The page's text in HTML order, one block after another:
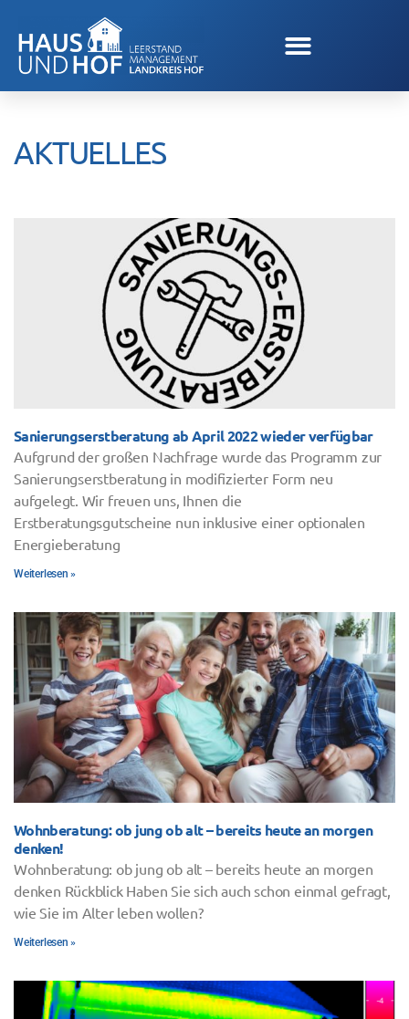
AKTUELLES
Sanierungserstberatung ab April 2022 wieder verfügbar
Aufgrund der großen Nachfrage wurde das Programm zur
Sanierungserstberatung in modifizierter Form neu
aufgelegt. Wir freuen uns, Ihnen die
Erstberatungsgutscheine nun inklusive einer optionalen
Energieberatung
Weiterlesen »
Wohnberatung: ob jung ob alt – bereits heute an morgen
denken!
Wohnberatung: ob jung ob alt – bereits heute an morgen
denken Rückblick Haben Sie sich auch schon einmal gefragt,
wie Sie im Alter leben wollen?
Weiterlesen »